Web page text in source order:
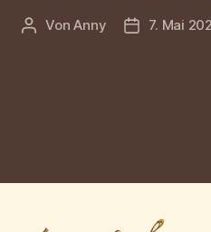
Beitragsautor
VonAnny 7. Mai